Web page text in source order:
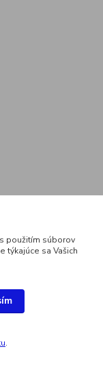
s použitím súborov
týkajúce sa Vašich
.